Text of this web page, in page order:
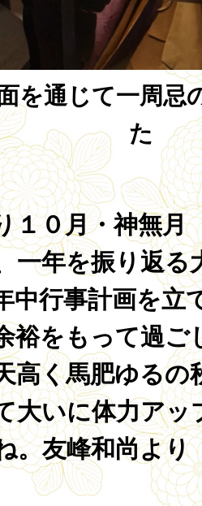
を通じて一周忌
た
１０月・神無月
一年を振り返
中行事計画を立
裕をもって過ご
高く馬肥ゆるの
大いに体力ア
。友峰和尚より